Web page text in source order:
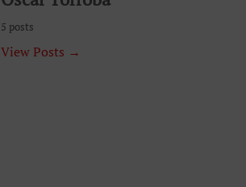
5 posts
View Posts →